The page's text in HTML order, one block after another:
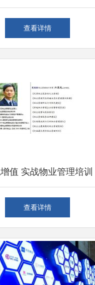
查看详情
值 实战物业管理培训
何优化城市绿化管理
查看详情